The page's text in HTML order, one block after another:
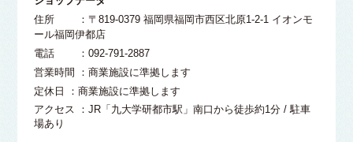
住所 ：〒819-0379 福岡県福岡市西区北原1-2-1 イオンモ
ール福岡伊都店
電話 ：092-791-2887
営業時間 ：商業施設に準拠します
定休日 ：商業施設に準拠します
アクセス ：JR「九大学研都市駅」南口から徒歩約1分 / 駐車
場あり